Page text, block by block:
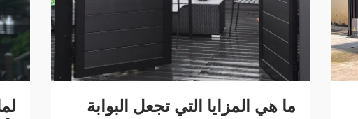
ما هي المزايا التي تجعل البوابة